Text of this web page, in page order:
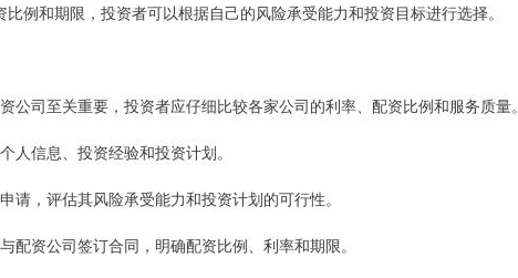
例和期限，投资者可以根据自己的风险承受能力和投资目标进行选择。
公司至关重要，投资者应仔细比较各家公司的利率、配资比例和服务质量。
人信息、投资经验和投资计划。
请，评估其风险承受能力和投资计划的可行性。
配资公司签订合同，明确配资比例、利率和期限。